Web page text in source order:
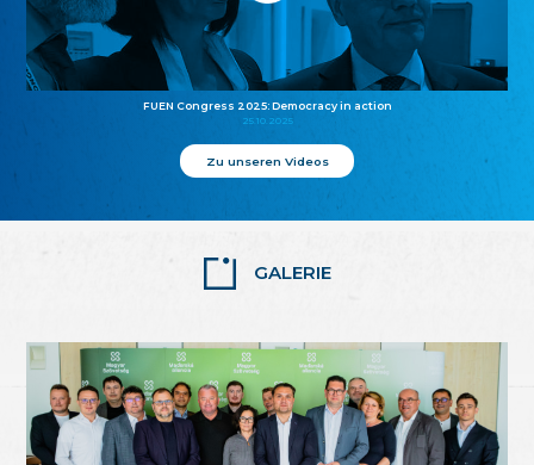
FUEN Congress 2025: Democracy in action
25.10.2025
Zu unseren Videos
GALERIE